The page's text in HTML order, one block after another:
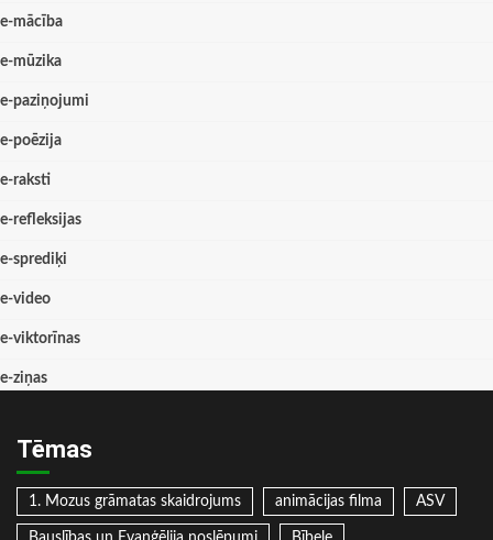
e-mācība
e-mūzika
e-paziņojumi
e-poēzija
e-raksti
e-refleksijas
e-sprediķi
e-video
e-viktorīnas
e-ziņas
Tēmas
1. Mozus grāmatas skaidrojums animācijas filma ASV